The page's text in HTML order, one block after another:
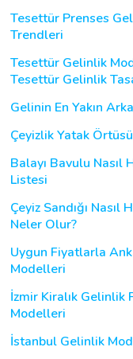
Tesettür Prenses
Trendleri
Tesettür Gelinlik
Tesettür Gelinlik
Gelinin En Yakın
Çeyizlik Yatak
Balayı Bavulu Nasıl
Listesi
Çeyiz Sandığı Nasıl
Neler Olur?
Uygun Fiyatlarla
Modelleri
İzmir Kiralık Gelinlik
Modelleri
İstanbul Gelinlik